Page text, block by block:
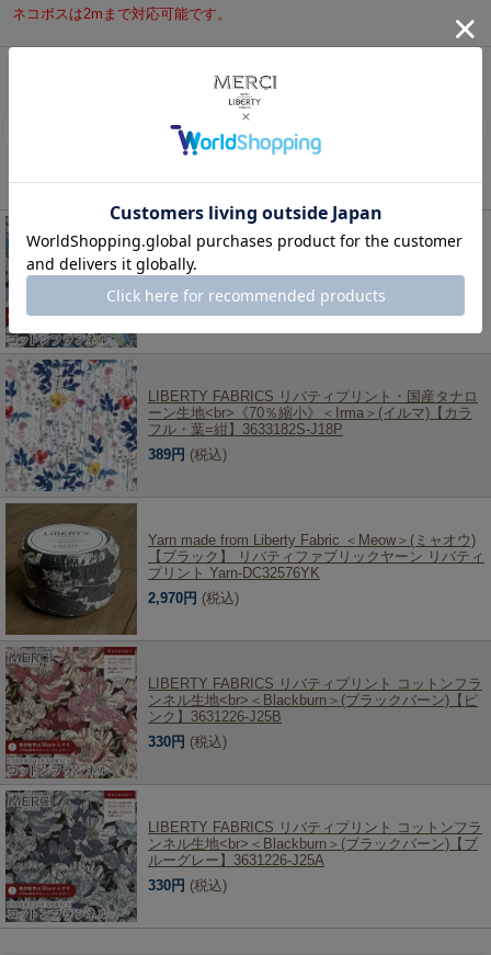
ネコポスは2mまで対応可能です。
> LIBERTY FABRICS リバティプリント コットンフランネル生地＜Smily Cats
＞(スマイリー・キャッツ)【ミントグリーン地】DC25713-J25C
LIBERTY FABRICS リバティプリント コットンフラ
ンネル生地<br>＜Madeleine＞(マデリン)【ネイビ
ー】3635124-J25G
LIBERTY FABRICS リバティプリント・国産タナロ
ーン生地<br>《70％縮小》＜Irma＞(イルマ)【カラ
フル・葉=紺】3633182S-J18P
389円 (税込)
Yarn made from Liberty Fabric ＜Meow＞(ミャオウ)
【ブラック】 リバティファブリックヤーン リバティ
プリント Yarn-DC32576YK
2,970円 (税込)
LIBERTY FABRICS リバティプリント コットンフラ
ンネル生地<br>＜Blackburn＞(ブラックバーン)【ピ
ンク】3631226-J25B
330円 (税込)
LIBERTY FABRICS リバティプリント コットンフラ
ンネル生地<br>＜Blackburn＞(ブラックバーン)【ブ
ルーグレー】3631226-J25A
330円 (税込)